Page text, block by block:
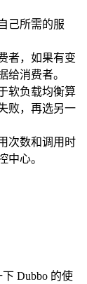
己所需的服
者，如果有变
给消费者。
软负载均衡算
败，再选另一
次数和调用时
中心。
Dubbo 的使